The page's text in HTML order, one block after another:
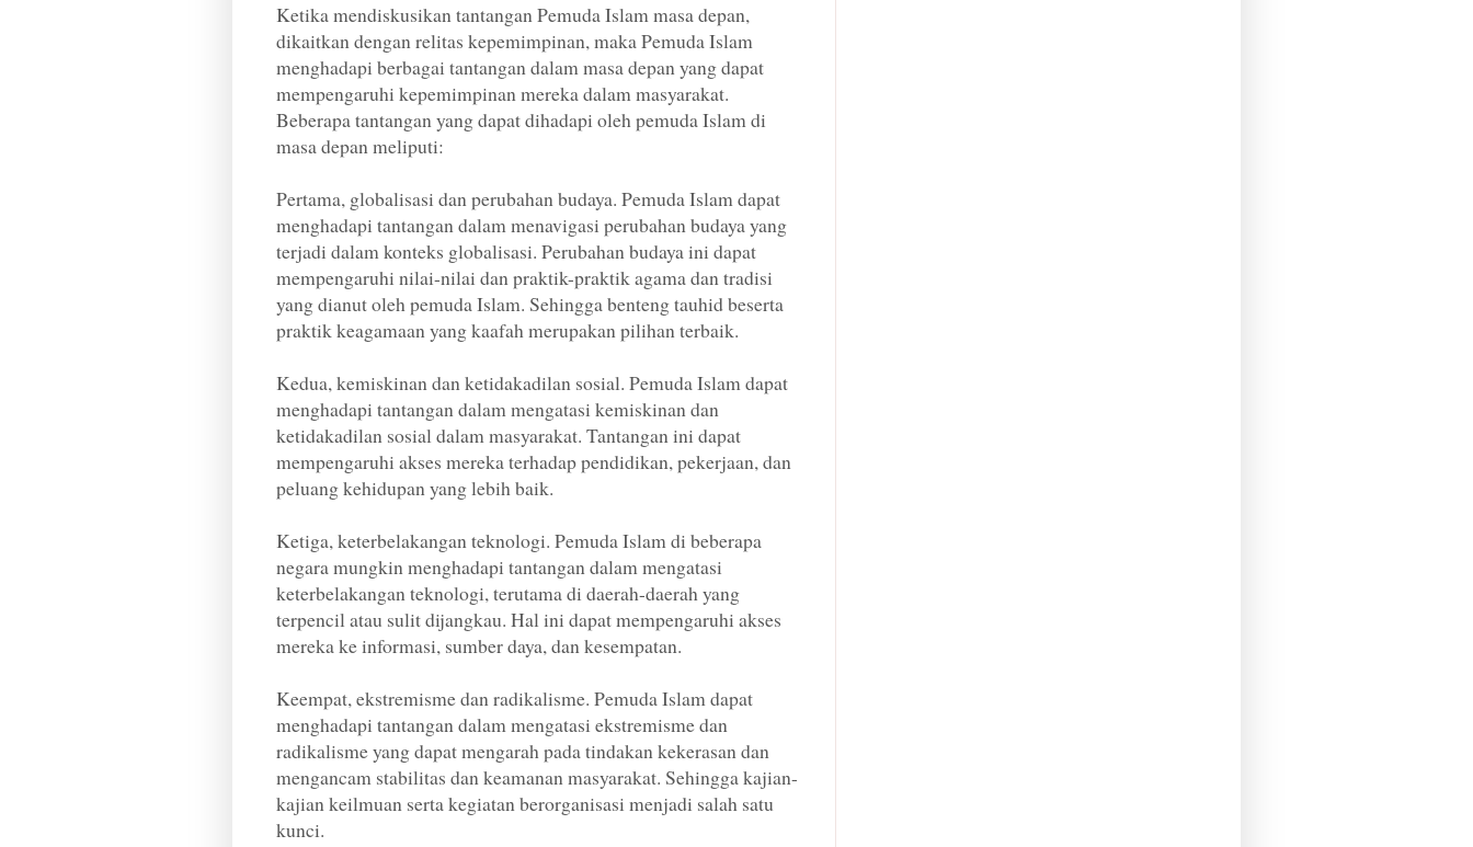
Ketika mendiskusikan tantangan Pemuda Islam masa depan,
dikaitkan dengan relitas kepemimpinan, maka Pemuda Islam
menghadapi berbagai tantangan dalam masa depan yang dapat
mempengaruhi kepemimpinan mereka dalam masyarakat.
Beberapa tantangan yang dapat dihadapi oleh pemuda Islam di
masa depan meliputi:
Pertama, globalisasi dan perubahan budaya. Pemuda Islam dapat
menghadapi tantangan dalam menavigasi perubahan budaya yang
terjadi dalam konteks globalisasi. Perubahan budaya ini dapat
mempengaruhi nilai-nilai dan praktik-praktik agama dan tradisi
yang dianut oleh pemuda Islam. Sehingga benteng tauhid beserta
praktik keagamaan yang kaafah merupakan pilihan terbaik.
Kedua, kemiskinan dan ketidakadilan sosial. Pemuda Islam dapat
menghadapi tantangan dalam mengatasi kemiskinan dan
ketidakadilan sosial dalam masyarakat. Tantangan ini dapat
mempengaruhi akses mereka terhadap pendidikan, pekerjaan, dan
peluang kehidupan yang lebih baik.
Ketiga, keterbelakangan teknologi. Pemuda Islam di beberapa
negara mungkin menghadapi tantangan dalam mengatasi
keterbelakangan teknologi, terutama di daerah-daerah yang
terpencil atau sulit dijangkau. Hal ini dapat mempengaruhi akses
mereka ke informasi, sumber daya, dan kesempatan.
Keempat, ekstremisme dan radikalisme. Pemuda Islam dapat
menghadapi tantangan dalam mengatasi ekstremisme dan
radikalisme yang dapat mengarah pada tindakan kekerasan dan
mengancam stabilitas dan keamanan masyarakat. Sehingga kajian-
kajian keilmuan serta kegiatan berorganisasi menjadi salah satu
kunci.